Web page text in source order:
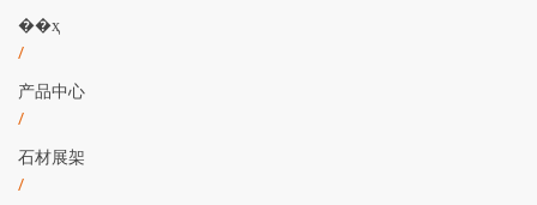
��ҳ
/
产品中心
/
石材展架
/